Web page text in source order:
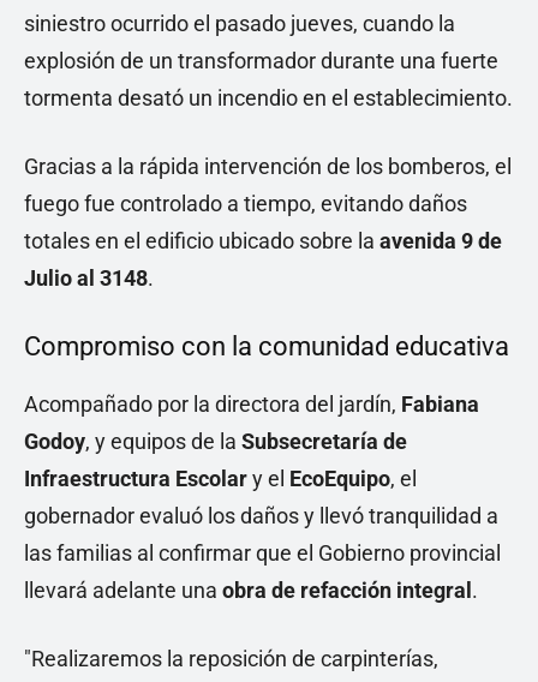
siniestro ocurrido el pasado jueves, cuando la
explosión de un transformador durante una fuerte
tormenta desató un incendio en el establecimiento.
Gracias a la rápida intervención de los bomberos, el
fuego fue controlado a tiempo, evitando daños
totales en el edificio ubicado sobre la avenida 9 de
Julio al 3148.
Compromiso con la comunidad educativa
Acompañado por la directora del jardín, Fabiana
Godoy, y equipos de la Subsecretaría de
Infraestructura Escolary el EcoEquipo, el
gobernador evaluó los daños y llevó tranquilidad a
las familias al confirmar que el Gobierno provincial
llevará adelante una obra de refacción integral .
"Realizaremos la reposición de carpinterías,